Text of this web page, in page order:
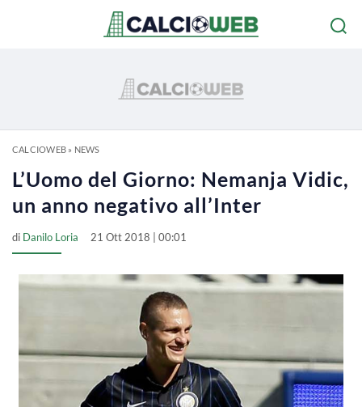
CALCIOWEB» NEWS
L’Uomo del Giorno: Nemanja Vidic,
un anno negativo all’Inter
di Danilo Loria 21 Ott 2018 | 00:01